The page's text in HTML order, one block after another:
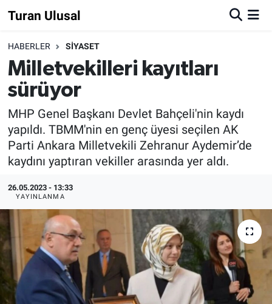
Turan Ulusal
HABERLER SİYASET
Milletvekilleri kayıtları
sürüyor
MHP Genel Başkanı Devlet Bahçeli'nin kaydı
yapıldı. TBMM'nin en genç üyesi seçilen AK
Parti Ankara Milletvekili Zehranur Aydemir’de
kaydını yaptıran vekiller arasında yer aldı.
26.05.2023 - 13:33
YAYINLANMA